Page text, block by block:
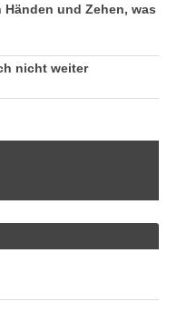
und Zehen, was
nicht weiter